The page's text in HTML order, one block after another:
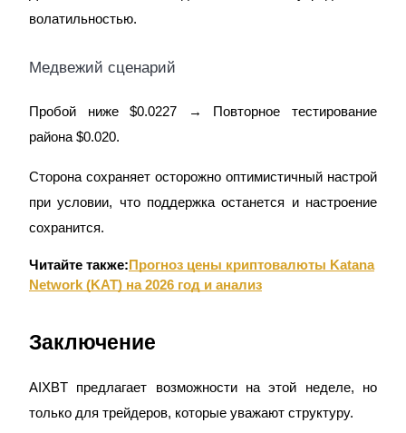
Больше событий
волатильностью.
Медвежий сценарий
Пробой ниже $0.0227 → Повторное тестирование
района $0.020.
Сторона сохраняет осторожно оптимистичный настрой
при условии, что поддержка останется и настроение
сохранится.
Читайте также: Прогноз цены криптовалюты Katana
Network (KAT) на 2026 год и анализ
Заключение
AIXBT предлагает возможности на этой неделе, но
только для трейдеров, которые уважают структуру.